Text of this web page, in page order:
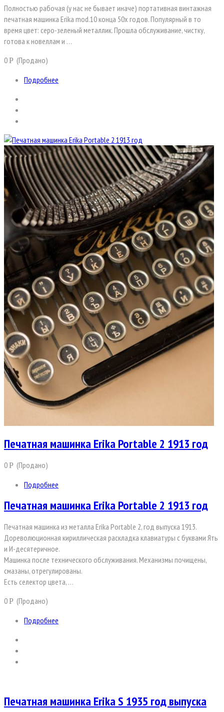
Полностью рабочая (у нас не бывает иначе) портативная винтажная
печатная машинка Erika mod.10 конца 50х годов. Популярный в то
время цвет: серо-зеленый металлик. Прошла обслуживание, чистку,
готова к новеллам и …
0Р (Продано)
Подробнее
Печатная машинка Erika Portable 2 1913 год
0Р (Продано)
Подробнее
Печатная машинка Erika Portable 2 1913 год
Печатная машинка из металла Erika Portable 2, год выпуска 1913.
Дореволюционная кириллическая раскладка клавиатуры с буквами Ять
и И-десятеричное.
Машинка после технического обслуживания. Механизмы почищены,
смазаны, отрегулированы.
Есть ceлeктоp цвета, …
0Р (Продано)
Подробнее
Печатная машинка Erika S 1935 год выпуска